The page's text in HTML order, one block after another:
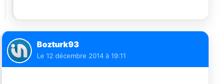
Bozturk93
Le 12 décembre 2014 à 19:11